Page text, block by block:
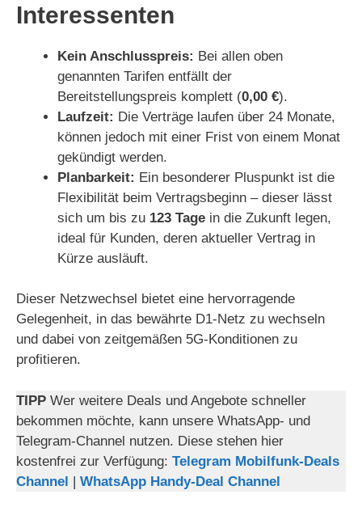
Interessenten
Kein Anschlusspreis: Bei allen oben
genannten Tarifen entfällt der
Bereitstellungspreis komplett (0,00 €).
Laufzeit: Die Verträge laufen über 24 Monate,
können jedoch mit einer Frist von einem Monat
gekündigt werden.
Planbarkeit: Ein besonderer Pluspunkt ist die
Flexibilität beim Vertragsbeginn – dieser lässt
sich um bis zu 123 Tage in die Zukunft legen,
ideal für Kunden, deren aktueller Vertrag in
Kürze ausläuft.
Dieser Netzwechsel bietet eine hervorragende
Gelegenheit, in das bewährte D1-Netz zu wechseln
und dabei von zeitgemäßen 5G-Konditionen zu
profitieren.
TIPP Wer weitere Deals und Angebote schneller
bekommen möchte, kann unsere WhatsApp- und
Telegram-Channel nutzen. Diese stehen hier
kostenfrei zur Verfügung: Telegram Mobilfunk-Deals
Channel | WhatsApp Handy-Deal Channel